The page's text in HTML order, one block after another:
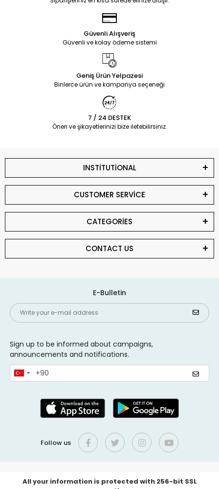
Güvenli Alışveriş
Güvenli ve kolay ödeme sistemi
Geniş Ürün Yelpazesi
Binlerce ürün ve kampanya seçeneği
7 / 24 DESTEK
Öneri ve şikayetlerinizi bize iletebilirsiniz.
INSTİTUTİONAL
CUSTOMER SERVİCE
CATEGORİES
CONTACT US
E-Bulletin
Sign up to be informed about campaigns,
announcements and notifications.
Follow us
All your information is protected with 256-bit SSL